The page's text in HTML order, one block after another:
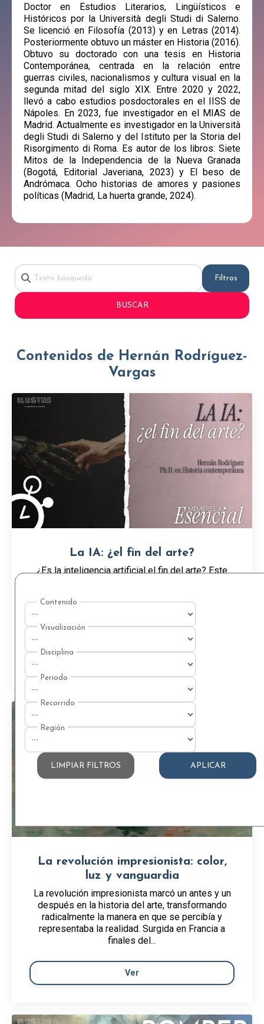
Doctor en Estudios Literarios, Lingüísticos e
Históricos por la Università degli Studi di Salerno.
Se licenció en Filosofía (2013) y en Letras (2014).
Posteriormente obtuvo un máster en Historia (2016).
Obtuvo su doctorado con una tesis en Historia
Contemporánea, centrada en la relación entre
guerras civiles, nacionalismos y cultura visual en la
segunda mitad del siglo XIX. Entre 2020 y 2022,
llevó a cabo estudios posdoctorales en el IISS de
Nápoles. En 2023, fue investigador en el MIAS de
Madrid. Actualmente es investigador en la Università
degli Studi di Salerno y del Istituto per la Storia del
Risorgimento di Roma. Es autor de los libros: Siete
Mitos de la Independencia de la Nueva Granada
(Bogotá, Editorial Javeriana, 2023) y El beso de
Andrómaca. Ocho historias de amores y pasiones
políticas (Madrid, La huerta grande, 2024).
Filtros
BUSCAR
LIMPIAR FILTROS APLICAR
Contenidos de Hernán Rodríguez-
Vargas
La IA: ¿el fin del arte?
¿Es la inteligencia artificial el fin del arte? Este
esta pregunta. A través de un recorrido que ...
La revolución impresionista: color,
luz y vanguardia
La revolución impresionista marcó un antes y un
después en la historia del arte, transformando
radicalmente la manera en que se percibía y
representaba la realidad. Surgida en Francia a
finales del...
Ver